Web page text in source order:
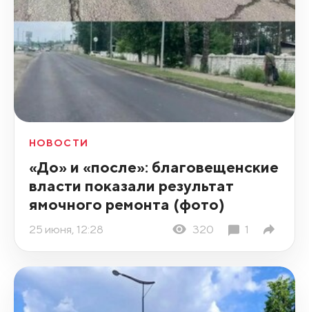
НОВОСТИ
«До» и «после»: благовещенские
власти показали результат
ямочного ремонта (фото)
25 июня, 12:28 320 1